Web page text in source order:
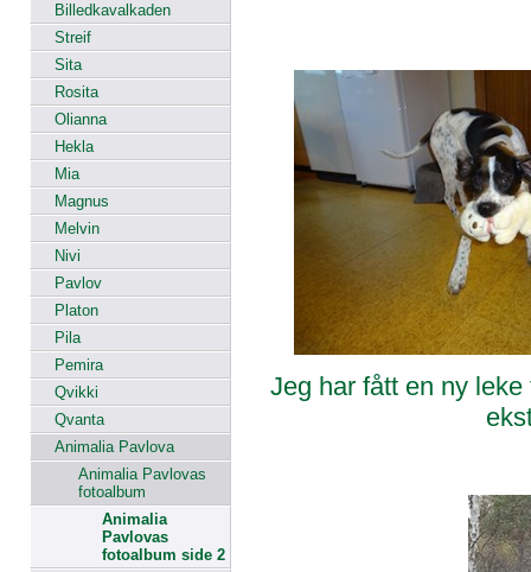
Billedkavalkaden
Streif
Sita
Rosita
Olianna
Hekla
Mia
Magnus
Melvin
Nivi
Pavlov
Platon
Pila
Pemira
Qvikki
Qvanta
Animalia Pavlova
Animalia Pavlovas
fotoalbum
Animalia
Pavlovas
fotoalbum side 2
Jeg har fått en ny